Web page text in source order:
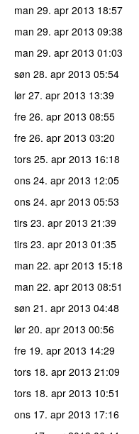
man 29. apr 2013 18:57
man 29. apr 2013 09:38
man 29. apr 2013 01:03
søn 28. apr 2013 05:54
lør 27. apr 2013 13:39
fre 26. apr 2013 08:55
fre 26. apr 2013 03:20
tors 25. apr 2013 16:18
ons 24. apr 2013 12:05
ons 24. apr 2013 05:53
tirs 23. apr 2013 21:39
tirs 23. apr 2013 01:35
man 22. apr 2013 15:18
man 22. apr 2013 08:51
søn 21. apr 2013 04:48
lør 20. apr 2013 00:56
fre 19. apr 2013 14:29
tors 18. apr 2013 21:09
tors 18. apr 2013 10:51
ons 17. apr 2013 17:16